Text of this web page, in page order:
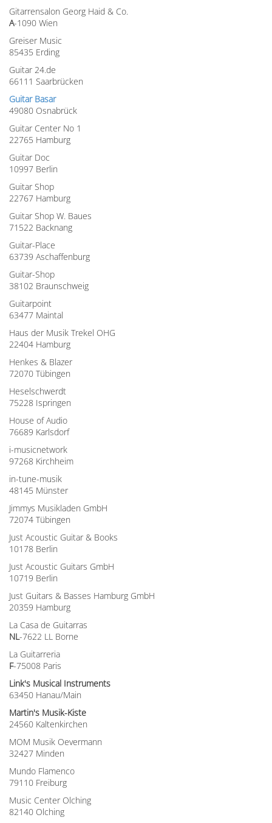
Gitarrensalon Georg Haid & Co.
A-1090 Wien
Greiser Music
85435 Erding
Guitar 24.de
66111 Saarbrücken
Guitar Basar
49080 Osnabrück
Guitar Center No 1
22765 Hamburg
Guitar Doc
10997 Berlin
Guitar Shop
22767 Hamburg
Guitar Shop W. Baues
71522 Backnang
Guitar-Place
63739 Aschaffenburg
Guitar-Shop
38102 Braunschweig
Guitarpoint
63477 Maintal
Haus der Musik Trekel OHG
22404 Hamburg
Henkes & Blazer
72070 Tübingen
Heselschwerdt
75228 Ispringen
House of Audio
76689 Karlsdorf
i-musicnetwork
97268 Kirchheim
in-tune-musik
48145 Münster
Jimmys Musikladen GmbH
72074 Tübingen
Just Acoustic Guitar & Books
10178 Berlin
Just Acoustic Guitars GmbH
10719 Berlin
Just Guitars & Basses Hamburg GmbH
20359 Hamburg
La Casa de Guitarras
NL-7622 LL Borne
La Guitarreria
F-75008 Paris
Link's Musical Instruments
63450 Hanau/Main
Martin's Musik-Kiste
24560 Kaltenkirchen
MOM Musik Oevermann
32427 Minden
Mundo Flamenco
79110 Freiburg
Music Center Olching
82140 Olching